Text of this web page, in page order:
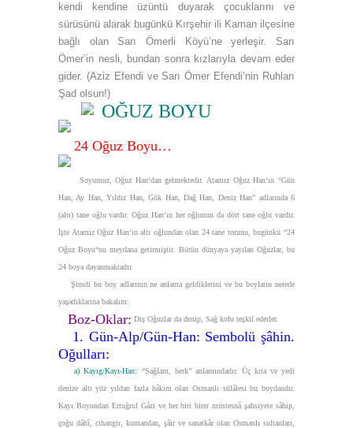
kendi kendine üzüntü duyarak çocuklarını ve
sürüsünü alarak bugünkü Kırşehir ili Kaman ilçesine
bağlı olan Sarı Ömerli Köyü’ne yerleşir. Sarı
Ömer’in nesli, bundan sonra kızlarıyla devam eder
gider. (Aziz Efendi ve Sarı Ömer Efendi’nin Ruhları
Şad olsun!)
OĞUZ BOYU
24 Oğuz Boyu…
Soyumuz, Oğuz Han‘dan gelmektedir. Atamız Oğuz Han‘ın“Gün
Han, Ay Han, Yıldız Han, Gök Han, Dağ Han, Deniz Han” adlarında 6
(altı) tane oğlu vardır. Oğuz Han’ın her oğlunun da dört tane oğlu vardır.
İşte Atamız Oğuz Han’ın altı oğlundan olan 24 tane torunu, bugünkü “24
Oğuz Boyu“nu meydana getirmiştir. Bütün dünyaya yayılan Oğuzlar, bu
24 boya dayanmaktadır.
Şimdi bu boy adlarının ne anlama geldiklerini ve bu boyların nerede
yaşadıklarına bakalım:
Boz-Oklar: Dış Oğuzlar da denip, Sağ kolu teşkil ederler.
1. Gün-Alp/Gün-Han: Sembolü şâhin.
Oğulları:
a) Kayıg/Kayı-Han: “Sağlam, berk” anlamındadır. Üç kıta ve yedi
denize altı yüz yıldan fazla hâkim olan Osmanlı sülâlesi bu boydandır.
Kayı Boyundan Ertuğrul Gâzi ve her biri birer müstesnâ şahsiyete sâhip,
çoğu dâhî, cihangir, kumandan, şâir ve sanatkâr olan Osmanlı sultanları,